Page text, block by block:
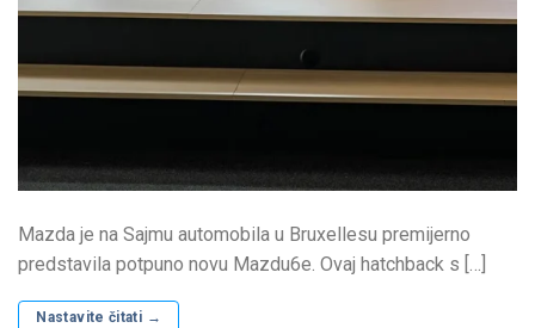
Mazda je na Sajmu automobila u Bruxellesu premijerno
predstavila potpuno novu Mazdu6e. Ovaj hatchback s […]
Nastavite čitati →